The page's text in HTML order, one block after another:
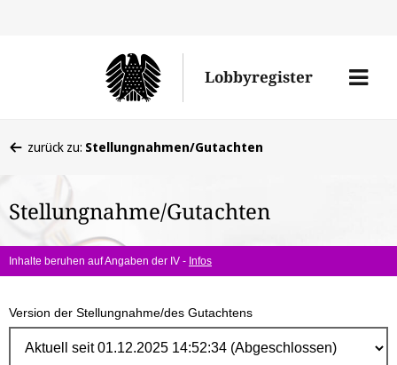
Lobbyregister
Menü
befinden
hier:
zurück zu: Stellungnahmen/Gutachten
Stellungnahme/Gutachten
Inhalte beruhen auf Angaben der IV - Infos
Version der Stellungnahme/des Gutachtens